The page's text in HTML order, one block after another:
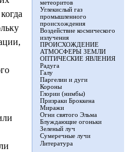
метеоритов
Углекислый газ
промышленного
происхождения
Воздействие космического
излучения
ПРОИСХОЖДЕНИЕ
АТМОСФЕРЫ ЗЕМЛИ
ОПТИЧЕСКИЕ ЯВЛЕНИЯ
Радуга
Галу
Паргелии и дуги
Короны
Глории (нимбы)
Призраки Броккена
Миражи
Огни святого Эльма
Блуждающие огоньки
Зеленый луч
Сумеречные лучи
Литература